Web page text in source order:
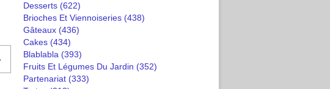
Desserts (622)
Brioches Et Viennoiseries (438)
Gâteaux (436)
Cakes (434)
Blablabla (393)
Fruits Et Légumes Du Jardin (352)
Partenariat (333)